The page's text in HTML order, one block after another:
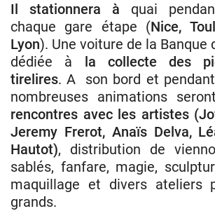
Il stationnera à quai
chaque gare étape (Nice,
Lyon). Une voiture de la Banque
dédiée à la collecte des
tirelires. A son bord et
nombreuses animations
rencontres avec les artistes
Jeremy Frerot, Anaïs Delva,
Hautot), distribution de
sablés, fanfare, magie,
maquillage et divers ateliers
grands.